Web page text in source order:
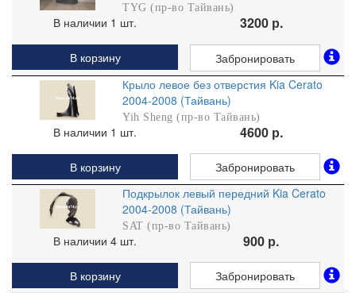
TYG (пр-во Тайвань)
В наличии 1 шт. 3200 р.
В корзину
Забронировать
Крыло левое без отверстия Kia Cerato
2004-2008 (Тайвань)
Yih Sheng (пр-во Тайвань)
В наличии 1 шт. 4600 р.
В корзину
Забронировать
Подкрылок левый передний Kia Cerato
2004-2008 (Тайвань)
SAT (пр-во Тайвань)
В наличии 4 шт. 900 р.
В корзину
Забронировать